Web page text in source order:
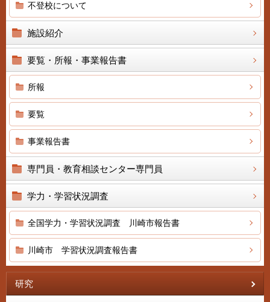
不登校について
施設紹介
要覧・所報・事業報告書
所報
要覧
事業報告書
専門員・教育相談センター専門員
学力・学習状況調査
全国学力・学習状況調査 川崎市報告書
川崎市 学習状況調査報告書
研究